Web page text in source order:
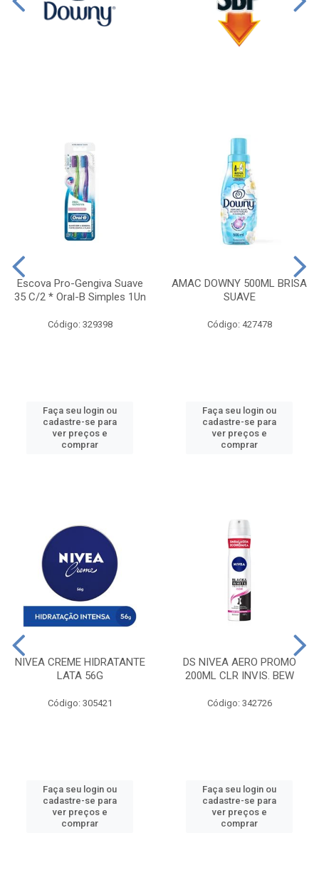
Escova Pro-Gengiva Suave
35 C/2 * Oral-B Simples 1Un
Código: 329398
Faça seu login ou
cadastre-se para
ver preços e
comprar
AMAC DOWNY 500ML BRISA
SUAVE
Código: 427478
Faça seu login ou
cadastre-se para
ver preços e
comprar
NIVEA CREME HIDRATANTE
LATA 56G
Código: 305421
Faça seu login ou
cadastre-se para
ver preços e
comprar
DS NIVEA AERO PROMO
200ML CLR INVIS. BEW
Código: 342726
Faça seu login ou
cadastre-se para
ver preços e
comprar